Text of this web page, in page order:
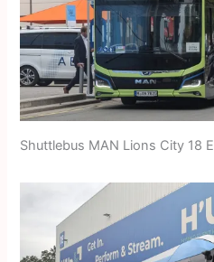
Shuttlebus MAN Lions City 18 E